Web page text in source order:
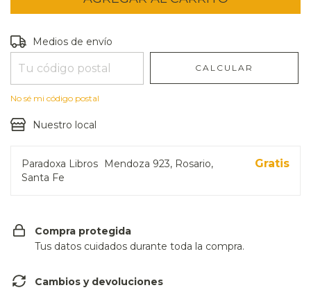
Entregas para el CP:
Medios de envío
CALCULAR
No sé mi código postal
Nuestro local
Paradoxa Libros
Mendoza 923, Rosario,
Santa Fe
Gratis
Compra protegida
Tus datos cuidados durante toda la compra.
Cambios y devoluciones